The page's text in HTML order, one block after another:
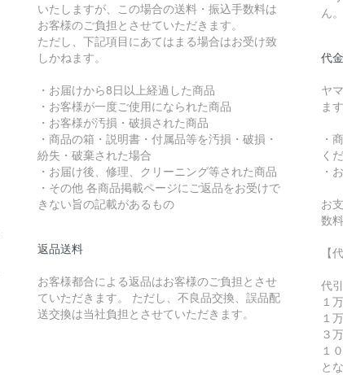
いたしますが、この場合の送料・振込手数料は
お客様のご負担とさせていただきます。
ただし、下記項目にあてはまる場合はお受け致
しかねます。
・お届けから8日以上経過した商品
・お客様が一度ご使用になられた商品
・お客様が汚損・破損された商品
・商品の箱・説明書・付属品等を汚損・破損・
紛失・破棄された場合
・お届け後、修理、クリーニング等された商品
・その他 各商品掲載ページにご返品をお受けで
きない旨の記載があるもの
返品送料
お客様都合による返品はお客様のご負担とさせ
ていただきます。 ただし、不良品交換、誤品配
送交換は当社負担とさせていただきます。
ん
代
ヤ
ます
・
く
・
お
数
【
代
１
３
１
と